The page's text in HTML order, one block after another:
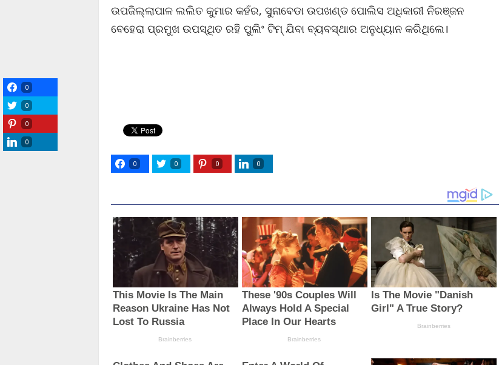
ଉପଜିଲ୍ଲାପାଳ ଲଲିତ କୁମାର କହଁର, ସୁନାବେଡା ଉପଖଣ୍ଡ ପୋଲିସ ଅଧିକାରୀ ନିରଞ୍ଜନ
ବେହେରା ପ୍ରମୁଖ ଉପସ୍ଥିତ ରହି ପୁଲିଂ ଟିମ୍ ଯିବା ବ୍ୟବସ୍ଥାର ଅନୁଧ୍ୟାନ କରିଥିଲେ।
0 0 0 0
0
0
0
0